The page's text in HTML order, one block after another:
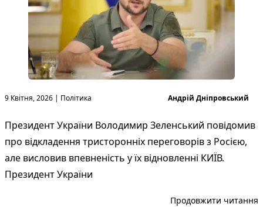
9 Квітня, 2026 | Політика
Опубліковано
Андрій Дніпровський
Президент України Володимир Зеленський повідомив
про відкладення тристоронніх переговорів з Росією,
але висловив впевненість у їх відновленні КИЇВ.
Президент України
Продовжити читання